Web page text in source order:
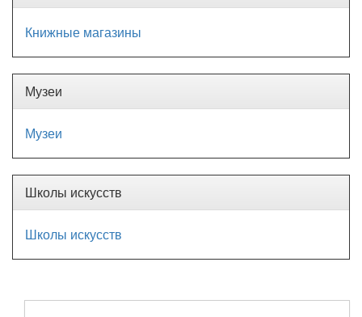
Книжные магазины
Музеи
Музеи
Школы искусств
Школы искусств